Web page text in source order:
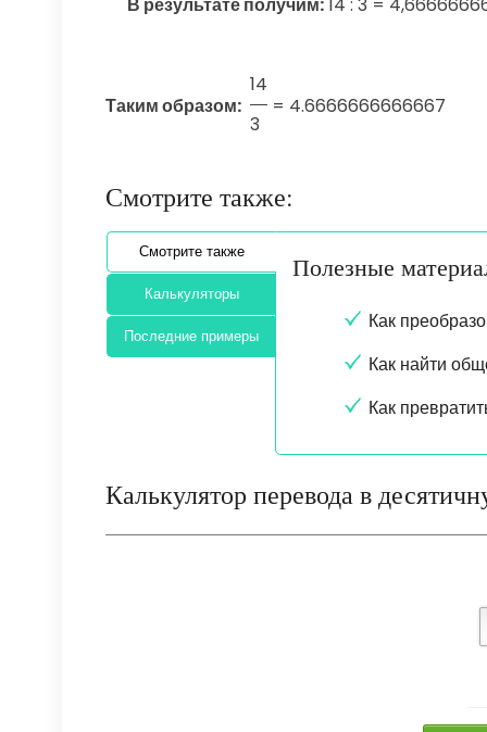
В результате получим:14 : 3 =
Таким образом:
14
3
= 4.6666666666667
Смотрите также:
Смотрите также
Калькуляторы
Последние примеры
Полезные
Как
Как найти
Как
Калькулятор перевода в